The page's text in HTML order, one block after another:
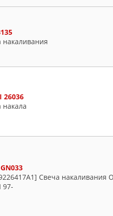
накаливания
26036
накала
Свеча накаливания
97-